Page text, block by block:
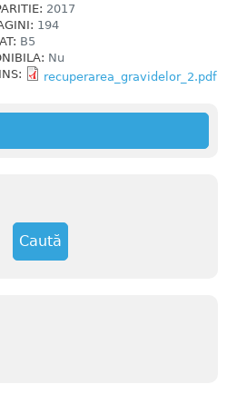
2017
194
B5
Nu
recuperarea_gravidelor_2.pdf